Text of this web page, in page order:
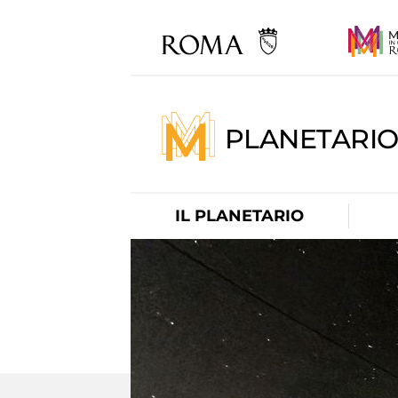
PLANETARIO
IL PLANETARIO